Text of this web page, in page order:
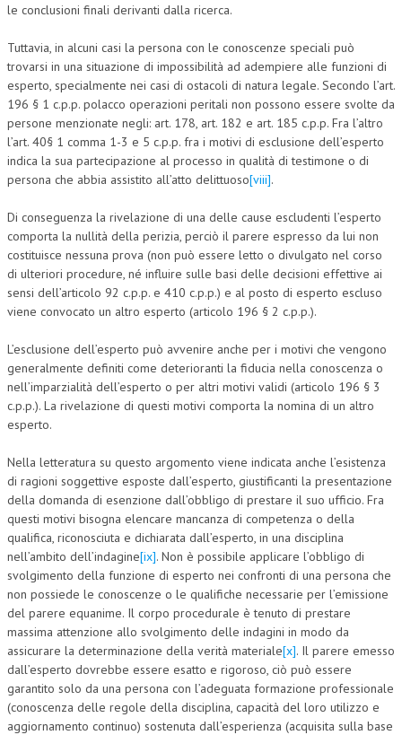
le conclusioni finali derivanti dalla ricerca.
Tuttavia, in alcuni casi la persona con le conoscenze speciali può
trovarsi in una situazione di impossibilità ad adempiere alle funzioni di
esperto, specialmente nei casi di ostacoli di natura legale. Secondo l’art.
196 § 1 c.p.p. polacco operazioni peritali non possono essere svolte da
persone menzionate negli: art. 178, art. 182 e art. 185 c.p.p. Fra l’altro
l’art. 40§ 1 comma 1-3 e 5 c.p.p. fra i motivi di esclusione dell’esperto
indica la sua partecipazione al processo in qualità di testimone o di
persona che abbia assistito all’atto delittuoso[viii].
Di conseguenza la rivelazione di una delle cause escludenti l’esperto
comporta la nullità della perizia, perciò il parere espresso da lui non
costituisce nessuna prova (non può essere letto o divulgato nel corso
di ulteriori procedure, né influire sulle basi delle decisioni effettive ai
sensi dell’articolo 92 c.p.p. e 410 c.p.p.) e al posto di esperto escluso
viene convocato un altro esperto (articolo 196 § 2 c.p.p.).
L’esclusione dell’esperto può avvenire anche per i motivi che vengono
generalmente definiti come deterioranti la fiducia nella conoscenza o
nell’imparzialità dell’esperto o per altri motivi validi (articolo 196 § 3
c.p.p.). La rivelazione di questi motivi comporta la nomina di un altro
esperto.
Nella letteratura su questo argomento viene indicata anche l’esistenza
di ragioni soggettive esposte dall’esperto, giustificanti la presentazione
della domanda di esenzione dall’obbligo di prestare il suo ufficio. Fra
questi motivi bisogna elencare mancanza di competenza o della
qualifica, riconosciuta e dichiarata dall’esperto, in una disciplina
nell’ambito dell’indagine[ix]. Non è possibile applicare l’obbligo di
svolgimento della funzione di esperto nei confronti di una persona che
non possiede le conoscenze o le qualifiche necessarie per l’emissione
del parere equanime. Il corpo procedurale è tenuto di prestare
massima attenzione allo svolgimento delle indagini in modo da
assicurare la determinazione della verità materiale[x]. Il parere emesso
dall’esperto dovrebbe essere esatto e rigoroso, ciò può essere
garantito solo da una persona con l’adeguata formazione professionale
(conoscenza delle regole della disciplina, capacità del loro utilizzo e
aggiornamento continuo) sostenuta dall’esperienza (acquisita sulla base